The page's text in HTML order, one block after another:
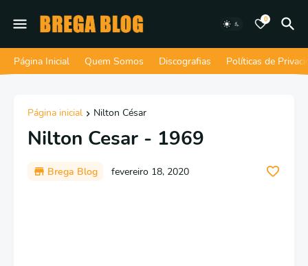
0
Página Inicial Quem Somos Discografias Políticas de
Página inicial Nilton César
Nilton Cesar - 1969
Brega Blog fevereiro 18, 2020